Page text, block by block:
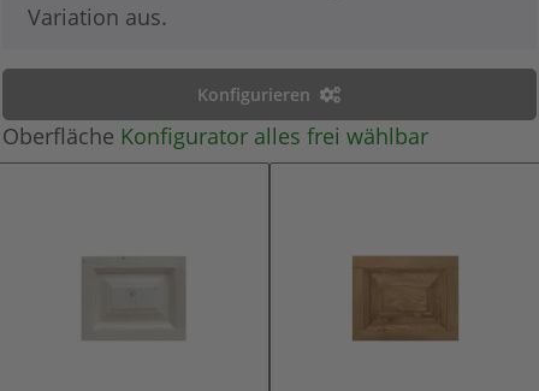
Variation aus.
Konfigurieren
Oberfläche Konfigurator alles frei wählbar